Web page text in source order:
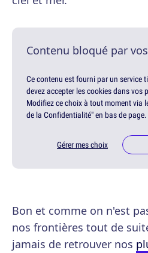
Contenu bloqué par
Ce contenu est fourni par un service
devez accepter les cookies dans vos
Modifiez ce choix à tout moment via
de la Confidentialité" en bas de page.
Gérer mes choix
Bon et comme on n'est
nos frontières tout de
jamais de retrouver nos